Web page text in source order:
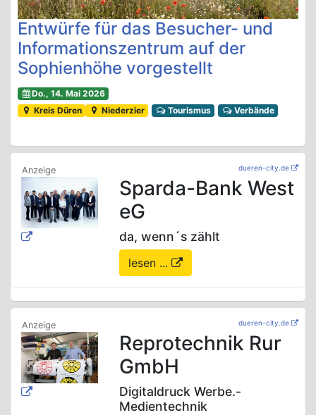
Entwürfe für das Besucher- und
Informationszentrum auf der
Sophienhöhe vorgestellt
Do., 14. Mai 2026
Kreis Düren
Niederzier Tourismus Verbände
dueren-city.de
Sparda-Bank West
eG
da, wenn´s zählt
lesen ...
dueren-city.de
Reprotechnik Rur
GmbH
Digitaldruck Werbe.-
Medientechnik